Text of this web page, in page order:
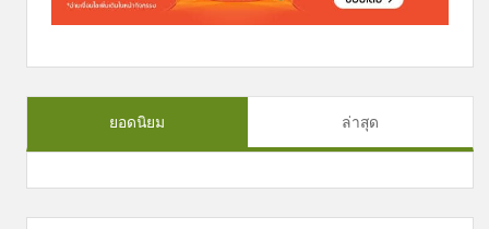
ยอดนิยม ล่าสุด